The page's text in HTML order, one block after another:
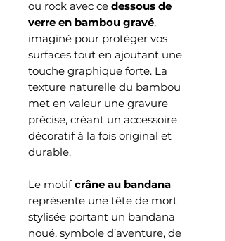
ou rock avec ce dessous de
verre en bambou gravé,
imaginé pour protéger vos
surfaces tout en ajoutant une
touche graphique forte. La
texture naturelle du bambou
met en valeur une gravure
précise, créant un accessoire
décoratif à la fois original et
durable.
Le motifcrâne au bandana
représente une tête de mort
stylisée portant un bandana
noué, symbole d’aventure, de